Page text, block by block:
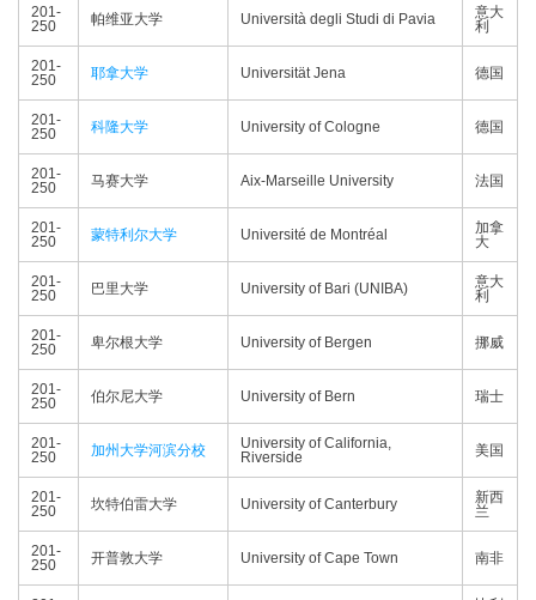
201-
250
帕维亚大学 Università degli Studi di Pavia
意大
利
201-
250
耶拿大学 Universität Jena 德国
201-
250
科隆大学 University of Cologne 德国
201-
250
马赛大学 Aix-Marseille University 法国
201-
250
蒙特利尔大学 Université de Montréal
加拿
大
201-
250
巴里大学 University of Bari (UNIBA)
意大
利
201-
250
卑尔根大学 University of Bergen 挪威
201-
250
伯尔尼大学 University of Bern 瑞士
201-
250
加州大学河滨分校
University of California,
Riverside
美国
201-
250
坎特伯雷大学 University of Canterbury
新西
兰
201-
250
开普敦大学 University of Cape Town 南非